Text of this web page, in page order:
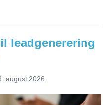
leadgenerering
august 2026